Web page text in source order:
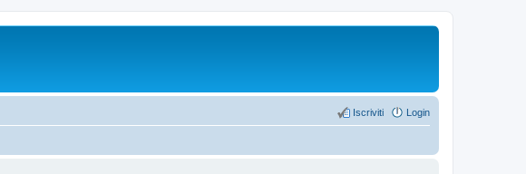
Login
Iscriviti